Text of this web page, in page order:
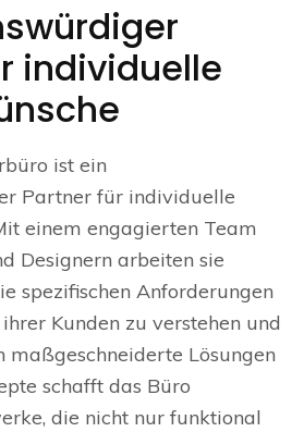
individuelle
ist ein
Partner für individuelle
einem engagierten Team
Designern arbeiten sie
spezifischen Anforderungen
Kunden zu verstehen und
maßgeschneiderte Lösungen
schafft das Büro
die nicht nur funktional